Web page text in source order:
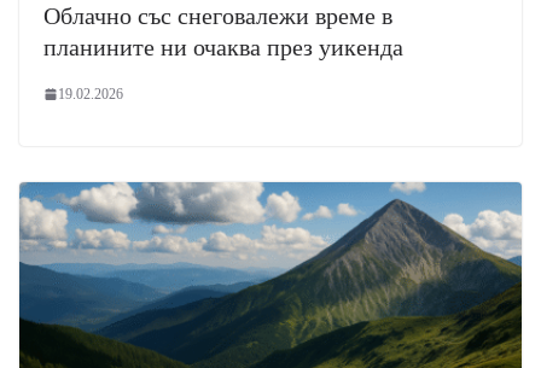
Облачно със снеговалежи време в
планините ни очаква през уикенда
19.02.2026